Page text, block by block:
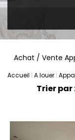
Achat / Vente
Accueil A louer
Trier par